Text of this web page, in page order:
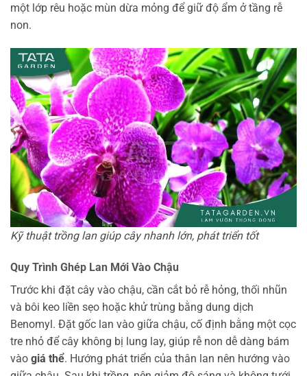
một lớp rêu hoặc mùn dừa mỏng để giữ độ ẩm ở tầng rễ
non.
Kỹ thuật trồng lan giúp cây nhanh lớn, phát triển tốt
Quy Trình Ghép Lan Mới Vào Chậu
Trước khi đặt cây vào chậu, cần cắt bỏ rễ hỏng, thối nhũn
và bôi keo liền sẹo hoặc khử trùng bằng dung dịch
Benomyl. Đặt gốc lan vào giữa chậu, cố định bằng một cọc
tre nhỏ để cây không bị lung lay, giúp rễ non dễ dàng bám
vào giá thể. Hướng phát triển của thân lan nên hướng vào